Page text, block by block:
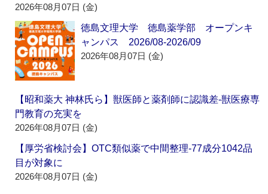
2026年08月07日 (金)
徳島文理大学 徳島薬学部 オープンキ
ャンパス 2026/08-2026/09
2026年08月07日 (金)
【昭和薬大 神林氏ら】獣医師と薬剤師に認識差‐獣医療専
門教育の充実を
2026年08月07日 (金)
【厚労省検討会】OTC類似薬で中間整理‐77成分1042品
目が対象に
2026年08月07日 (金)